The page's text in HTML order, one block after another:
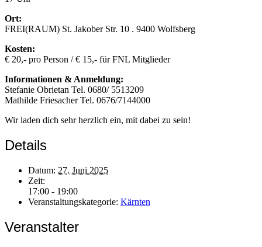
Ort:
FREI(RAUM) St. Jakober Str. 10 . 9400 Wolfsberg
Kosten:
€ 20,- pro Person / € 15,- für FNL Mitglieder
Informationen & Anmeldung:
Stefanie Obrietan Tel. 0680/ 5513209
Mathilde Friesacher Tel. 0676/7144000
Wir laden dich sehr herzlich ein, mit dabei zu sein!
Details
Datum: 27. Juni 2025
Zeit:
17:00 - 19:00
Veranstaltungskategorie: Kärnten
Veranstalter